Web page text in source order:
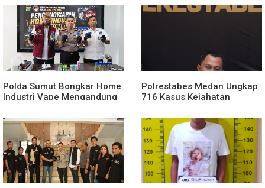
Jadi Pilar Menjaga
Kamtibmas
Polda Sumut Bongkar Home
Industri Vape Mengandung
Diduga Dipasok dari
Kamboja
Polrestabes Medan Ungkap
716 Kasus Kejahatan
Pekat Toba 2026, 906
Tersangka Diamankan